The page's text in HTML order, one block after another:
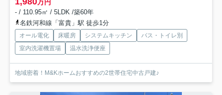
万円
- / 110.95㎡ / 5LDK /築60年
名鉄河和線「富貴」駅 徒歩1分
オール電化 床暖房 システムキッチン
バス・トイレ別
室内洗濯機置場
温水洗浄便座
地域密着！M&Kホームおすすめの2世帯住宅中古戸建♪